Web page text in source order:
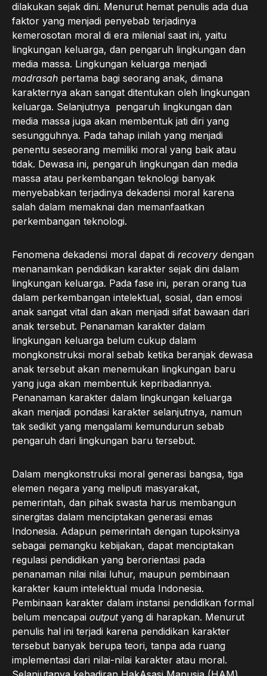
dilakukan sejak dini. Menurut hemat penulis ada dua
faktor yang menjadi penyebab terjadinya
kemerosotan moral di era milenial saat ini, yaitu
lingkungan keluarga, dan pengaruh lingkungan dan
media massa. Lingkungan keluarga menjadi
madrasah pertama bagi seorang anak, dimana
karakternya akan sangat ditentukan oleh lingkungan
keluarga. Selanjutnya pengaruh lingkungan dan
media massa juga akan membentuk jati diri yang
sesungguhnya. Pada tahap inilah yang menjadi
penentu seseorang memiliki moral yang baik atau
tidak. Dewasa ini, pengaruh lingkungan dan media
massa atau perkembangan teknologi banyak
menyebabkan terjadinya dekadensi moral karena
salah dalam memaknai dan memanfaatkan
perkembangan teknologi.
Fenomena dekadensi moral dapat di recovery dengan
menanamkan pendidikan karakter sejak dini dalam
lingkungan keluarga. Pada fase ini, peran orang tua
dalam perkembangan intelektual, sosial, dan emosi
anak sangat vital dan akan menjadi sifat bawaan dari
anak tersebut. Penanaman karakter dalam
lingkungan keluarga belum cukup dalam
mongkonstruksi moral sebab ketika beranjak dewasa
anak tersebut akan menemukan lingkungan baru
yang juga akan membentuk kepribadiannya.
Penanaman karakter dalam lingkungan keluarga
akan menjadi pondasi karakter selanjutnya, namun
tak sedikit yang mengalami kemundurun sebab
pengaruh dari lingkungan baru tersebut.
Dalam mengkonstruksi moral generasi bangsa, tiga
elemen negara yang meliputi masyarakat,
pemerintah, dan pihak swasta harus membangun
sinergitas dalam menciptakan generasi emas
Indonesia. Adapun pemerintah dengan tupoksinya
sebagai pemangku kebijakan, dapat menciptakan
regulasi pendidikan yang berorientasi pada
penanaman nilai nilai luhur, maupun pembinaan
karakter kaum intelektual muda Indonesia.
Pembinaan karakter dalam instansi pendidikan formal
belum mencapai outputyang di harapkan. Menurut
penulis hal ini terjadi karena pendidikan karakter
tersebut banyak berupa teori, tanpa ada ruang
implementasi dari nilai-nilai karakter atau moral.